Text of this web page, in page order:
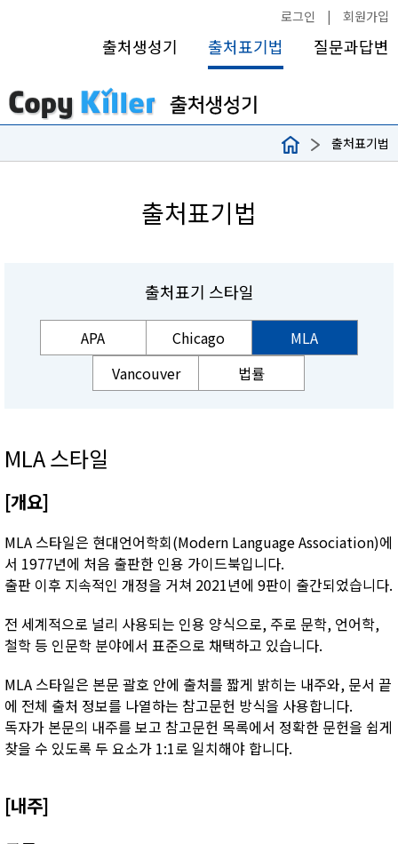
로그인 | 회원가입
출처생성기 출처표기법 질문과답변
출처표기법
출처표기법
출처표기 스타일
APA Chicago
MLA
Vancouver
법률
MLA 스타일
[개요]
MLA 스타일은 현대언어학회(Modern Language Association)에
서 1977년에 처음 출판한 인용 가이드북입니다.
출판 이후 지속적인 개정을 거쳐 2021년에 9판이 출간되었습니다.
전 세계적으로 널리 사용되는 인용 양식으로, 주로 문학, 언어학,
철학 등 인문학 분야에서 표준으로 채택하고 있습니다.
MLA 스타일은 본문 괄호 안에 출처를 짧게 밝히는 내주와, 문서 끝
에 전체 출처 정보를 나열하는 참고문헌 방식을 사용합니다.
독자가 본문의 내주를 보고 참고문헌 목록에서 정확한 문헌을 쉽게
찾을 수 있도록 두 요소가 1:1로 일치해야 합니다.
[내주]